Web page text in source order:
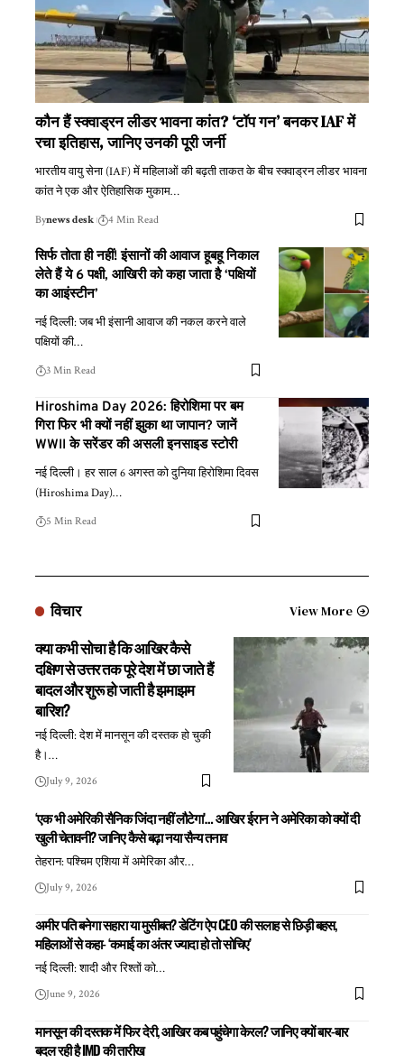
कौन हैं स्क्वाड्रन लीडर भावना कांत? ‘टॉप गन’ बनकर IAF में
रचा इतिहास, जानिए उनकी पूरी जर्नी
भारतीय वायु सेना (IAF) में महिलाओं की बढ़ती ताकत के बीच स्क्वाड्रन लीडर भावना
कांत ने एक और ऐतिहासिक मुकाम…
Bynews desk 4 Min Read
सिर्फ तोता ही नहीं! इंसानों की आवाज हूबहू निकाल
लेते हैं ये 6 पक्षी, आखिरी को कहा जाता है ‘पक्षियों
का आइंस्टीन’
नई दिल्ली: जब भी इंसानी आवाज की नकल करने वाले
पक्षियों की…
3 Min Read
Hiroshima Day 2026: हिरोशिमा पर बम
गिरा फिर भी क्यों नहीं झुका था जापान? जानें
WWII के सरेंडर की असली इनसाइड स्टोरी
नई दिल्ली। हर साल 6 अगस्त को दुनिया हिरोशिमा दिवस
(Hiroshima Day)…
5 Min Read
विचार View More
क्या कभी सोचा है कि आखिर कैसे
दक्षिण से उत्तर तक पूरे देश में छा जाते हैं
बादल और शुरू हो जाती है झमाझम
बारिश?
नई दिल्ली: देश में मानसून की दस्तक हो चुकी
है।…
July 9, 2026
‘एक भी अमेरिकी सैनिक जिंदा नहीं लौटेगा’… आखिर ईरान ने अमेरिका को क्यों दी
खुली चेतावनी? जानिए कैसे बढ़ा नया सैन्य तनाव
तेहरान: पश्चिम एशिया में अमेरिका और…
July 9, 2026
अमीर पति बनेगा सहारा या मुसीबत? डेटिंग ऐप CEO की सलाह से छिड़ी बहस,
महिलाओं से कहा- ‘कमाई का अंतर ज्यादा हो तो सोचिए’
नई दिल्ली: शादी और रिश्तों को…
June 9, 2026
मानसून की दस्तक में फिर देरी, आखिर कब पहुंचेगा केरल? जानिए क्यों बार-बार
बदल रही है IMD की तारीख